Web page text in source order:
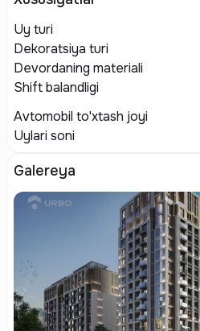
Uy turi
Dekoratsiya turi
Devordaning materiali
Shift balandligi
Avtomobil to'xtash joyi
Uylari soni
Galereya